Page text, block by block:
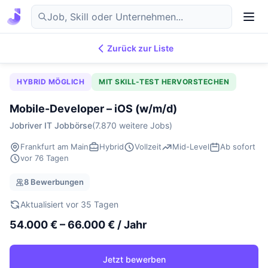
DE
Zurück zur Liste
HYBRID MÖGLICH MIT SKILL-TEST HERVORSTECHEN
Mobile-Developer – iOS (w/m/d)
Jobriver IT Jobbörse(7.870 weitere Jobs)
Frankfurt am Main Hybrid Vollzeit Mid-Level
Ab sofort
vor 76 Tagen
8 Bewerbungen
Aktualisiert vor 35 Tagen
54.000 € – 66.000 € / Jahr
Jetzt bewerben